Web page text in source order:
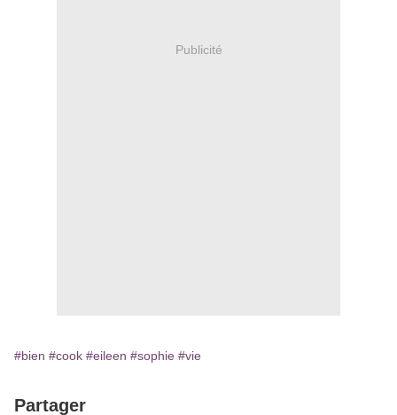
Publicité
#bien #cook #eileen #sophie #vie
Partager